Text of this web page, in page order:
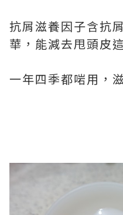
抗屑滋養因子含抗
華， 能減去甩頭皮
一年四季都啱用，